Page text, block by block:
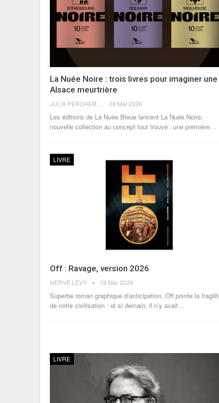
La Nuée Noire : trois livres pour imaginer une
Alsace meurtrière
28 Mai 2026
Les éditions de La Nuée Bleue lancent La Nuée Noire,
nouvelle collection au concept tout trouvé : une première…
LIVRE
Off : Ravage, version 2026
HERVÉ LÉVY 19 Mar 2026
Superbe roman graphique d’anticipation, Off pointe la
de notre civilisation : et si demain, il n’y avait…
LIVRE